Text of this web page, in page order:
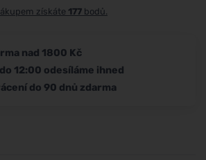
získáte 177 bodů.
nad 1800 Kč
12:00 odesíláme ihned
do 90 dnů zdarma